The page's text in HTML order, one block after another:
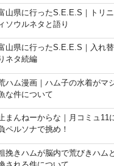
山県に行ったS.E.E.S｜トリ
ィソウルネタと語り
山県に行ったS.E.E.S｜入れ
ネタ続編
ハム漫画｜ハム子の水着がマ
な件について
まんねーからな｜月コミュ11
ペルソナで挑め！
挽きハムが脳内で荒びきハム